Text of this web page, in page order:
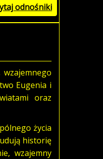
odnośniki
Eugenia i
oraz
życia
historię
wzajemny